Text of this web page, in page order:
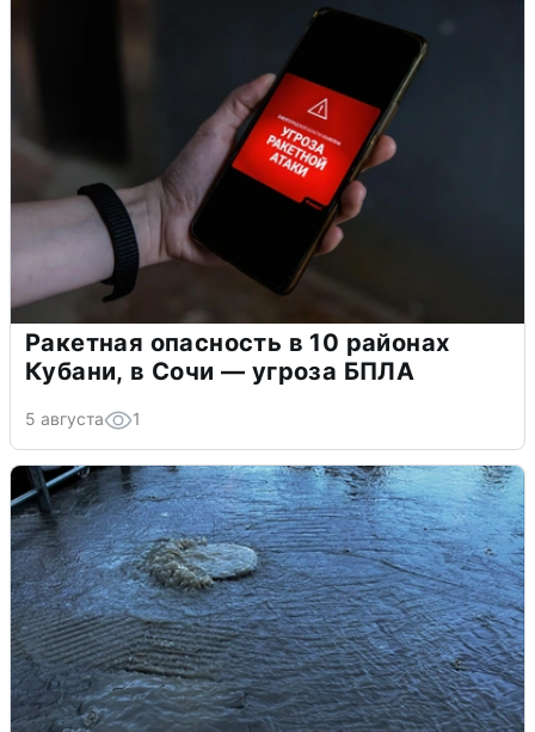
Ракетная опасность в 10 районах
Кубани, в Сочи — угроза БПЛА
5 августа 1